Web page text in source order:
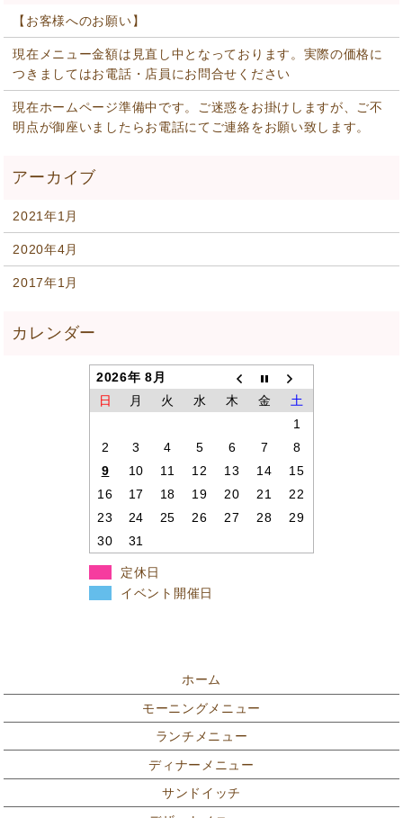
【お客様へのお願い】
現在メニュー金額は見直し中となっております。実際の価格に
つきましてはお電話・店員にお問合せください
現在ホームページ準備中です。ご迷惑をお掛けしますが、ご不
明点が御座いましたらお電話にてご連絡をお願い致します。
2021年1月
2020年4月
2017年1月
2026年 8月
日
月 火 水 木 金
土
1
2
3 4 5 6 7
8
9
10 11 12 13 14
15
16
17 18 19 20 21
22
23
24 25 26 27 28
29
30
31
定休日
イベント開催日
ホーム
モーニングメニュー
ランチメニュー
ディナーメニュー
サンドイッチ